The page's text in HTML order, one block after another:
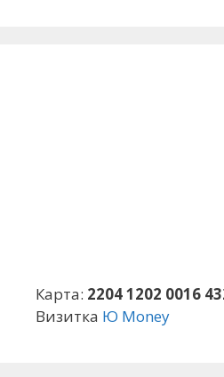
Карта: 2204 1202 0016
Визитка Ю Money